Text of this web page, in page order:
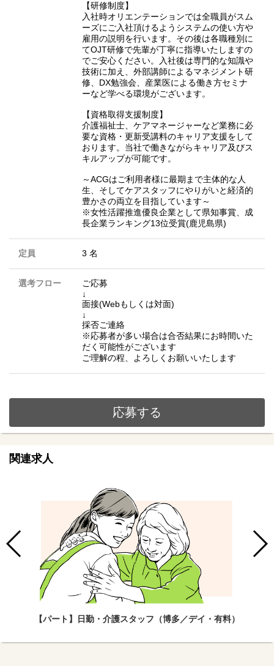
【研修制度】
入社時オリエンテーションでは全職員がスム
ーズにご入社頂けるようシステムの使い方や
雇用の説明を行います。その後は各職種別に
てOJT研修で先輩が丁寧に指導いたしますの
でご安心ください。入社後は専門的な知識や
技術に加え、外部講師によるマネジメント研
修、DX勉強会、産業医による働き方セミナ
ーなど学べる環境がございます。
【資格取得支援制度】
介護福祉士、ケアマネージャーなど業務に必
要な資格・更新受講料のキャリア支援をして
おります。当社で働きながらキャリア及びス
キルアップが可能です。
～ACGはご利用者様に最期まで主体的な人
生、そしてケアスタッフにやりがいと経済的
豊かさの両立を目指しています～
※女性活躍推進優良企業として県知事賞、成
長企業ランキング13位受賞(鹿児島県)
定員 3 名
選考フロー
ご応募
↓
面接(Webもしくは対面)
↓
採否ご連絡
※応募者が多い場合は合否結果にお時間いた
だく可能性がございます
ご理解の程、よろしくお願いいたします
応募する
関連求人
【パート】日勤・介護スタッフ（博多／デイ・有料）